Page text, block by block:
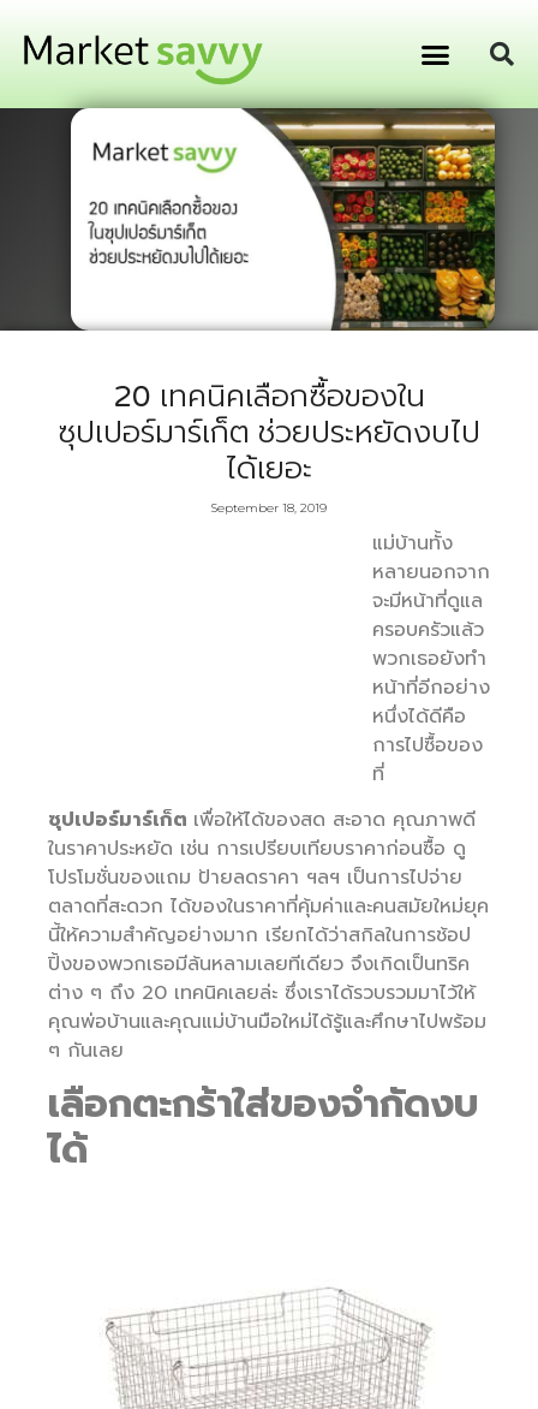
20 เทคนิคเลือกซื้อของใน
ซุปเปอร์มาร์เก็ต ช่วยประหยัดงบไป
ได้เยอะ
September 18, 2019
แม่บ้านทั้ง
หลายนอกจาก
จะมีหน้าที่ดูแล
ครอบครัวแล้ว
พวกเธอยังทำ
หน้าที่อีกอย่าง
หนึ่งได้ดีคือ
การไปซื้อของ
ที่
ซุปเปอร์มาร์เก็ต เพื่อให้ได้ของสด สะอาด คุณภาพดี
ในราคาประหยัด เช่น การเปรียบเทียบราคาก่อนซื้อ ดู
โปรโมชั่นของแถม ป้ายลดราคา ฯลฯ เป็นการไปจ่าย
ตลาดที่สะดวก ได้ของในราคาที่คุ้มค่าและคนสมัยใหม่ยุค
นี้ให้ความสำคัญอย่างมาก เรียกได้ว่าสกิลในการช้อป
ปิ้งของพวกเธอมีล้นหลามเลยทีเดียว จึงเกิดเป็นทริค
ต่าง ๆ ถึง 20 เทคนิคเลยล่ะ ซึ่งเราได้รวบรวมมาไว้ให้
คุณพ่อบ้านและคุณแม่บ้านมือใหม่ได้รู้และศึกษาไปพร้อม
ๆ กันเลย
เลือกตะกร้าใส่ของจำกัดงบ
ได้